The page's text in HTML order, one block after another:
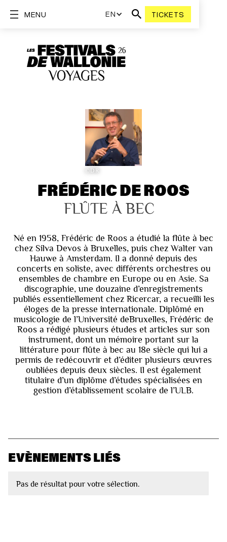
EN TICKETS
MENU
©DR
FRÉDÉRIC DE ROOS
FLÛTE À BEC
Né en 1958, Frédéric de Roos a étudié la flûte à bec
chez Silva Devos à Bruxelles, puis chez Walter van
Hauwe à Amsterdam. Il a donné depuis des
concerts en soliste, avec différents orchestres ou
ensembles de chambre en Europe ou en Asie. Sa
discographie, une douzaine d’enregistrements
publiés essentiellement chez Ricercar, a recueilli les
éloges de la presse internationale. Diplômé en
musicologie de l’Université deBruxelles, Frédéric de
Roos a rédigé plusieurs études et articles sur son
instrument, dont un mémoire portant sur la
littérature pour flûte à bec au 18e siècle qui lui a
permis de redécouvrir et d’éditer plusieurs œuvres
oubliées depuis deux siècles. Il est également
titulaire d’un diplôme d’études spécialisées en
gestion d’établissement scolaire de l’ULB.
EVÈNEMENTS LIÉS
Pas de résultat pour votre sélection.